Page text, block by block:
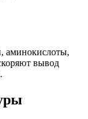
аминокислоты,
вывод